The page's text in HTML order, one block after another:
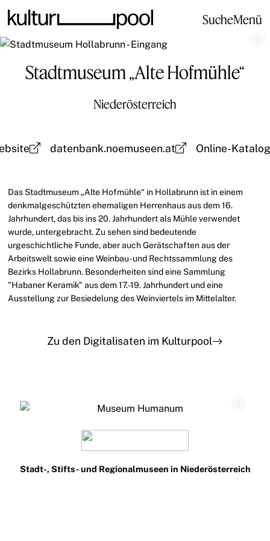
SucheMenü
Stadtmuseum „Alte Hofmühle“
Niederösterreich
datenbank.noemuseen.at Online-Katalog
Das Stadtmuseum „Alte Hofmühle“ in Hollabrunn ist in einem
denkmalgeschützten ehemaligen Herrenhaus aus dem 16.
Jahrhundert, das bis ins 20. Jahrhundert als Mühle verwendet
wurde, untergebracht. Zu sehen sind bedeutende
urgeschichtliche Funde, aber auch Gerätschaften aus der
Arbeitswelt sowie eine Weinbau- und Rechtssammlung des
Bezirks Hollabrunn. Besonderheiten sind eine Sammlung
"Habaner Keramik" aus dem 17.-19. Jahrhundert und eine
Ausstellung zur Besiedelung des Weinviertels im Mittelalter.
Zu den Digitalisaten im Kulturpool
Stadt-, Stifts- und Regionalmuseen in Niederösterreich